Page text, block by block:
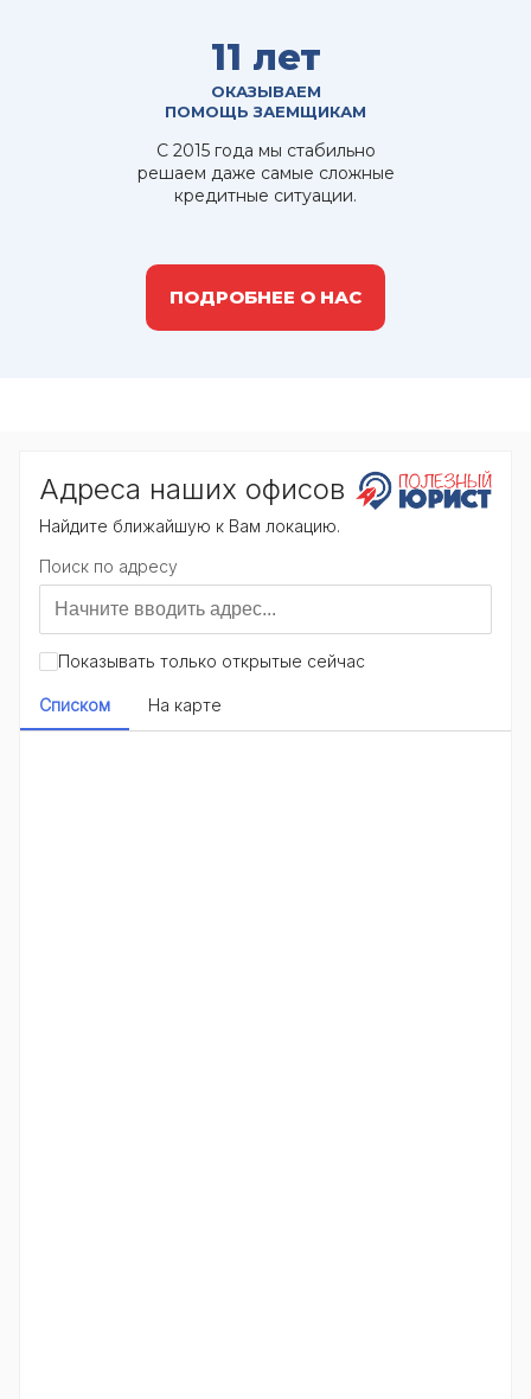
11 лет
ОКАЗЫВАЕМ
ПОМОЩЬ ЗАЕМЩИКАМ
С 2015 года мы стабильно
решаем даже самые сложные
кредитные ситуации.
ПОДРОБНЕЕ О НАС